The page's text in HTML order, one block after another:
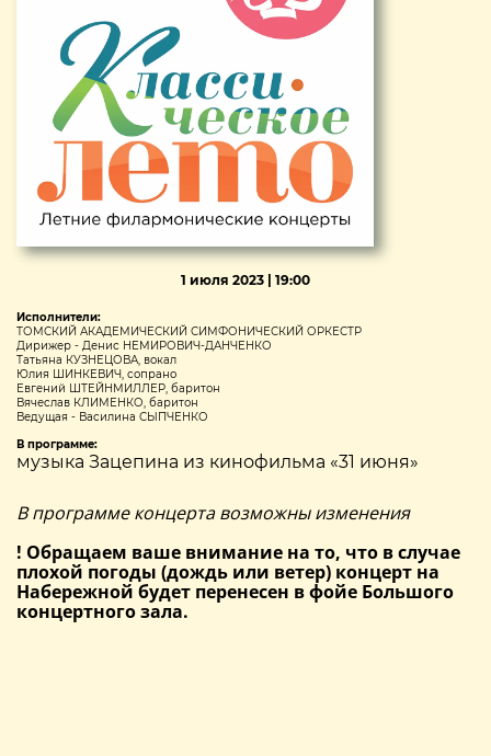
1 июля 2023 | 19:00
Исполнители:
ТОМСКИЙ АКАДЕМИЧЕСКИЙ СИМФОНИЧЕСКИЙ ОРКЕСТР
Дирижер - Денис НЕМИРОВИЧ-ДАНЧЕНКО
Татьяна КУЗНЕЦОВА, вокал
Юлия ШИНКЕВИЧ, сопрано
Евгений ШТЕЙНМИЛЛЕР, баритон
Вячеслав КЛИМЕНКО, баритон
Ведущая - Василина СЫПЧЕНКО
В программе:
музыка Зацепина из кинофильма «31 июня»
В программе концерта возможны изменения
! Обращаем ваше внимание на то, что в случае
плохой погоды (дождь или ветер) концерт на
Набережной будет перенесен в фойе Большого
концертного зала.